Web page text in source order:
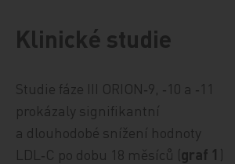
Klinické studie
Studie fáze III ORION‑9, ‑10 a ‑11
prokázaly signifikantní
a dlouhodobé snížení hodnoty
LDL‑C po dobu 18 měsíců (graf 1 )